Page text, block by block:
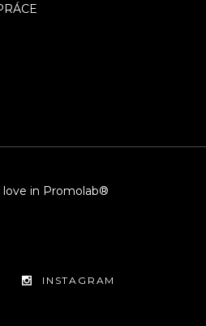
love in Promolab®
INSTAGRAM